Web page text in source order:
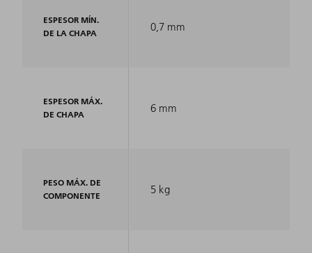
ESPESOR MÍN.
DE LA CHAPA
ESPESOR MÁX.
DE CHAPA
PESO MÁX. DE
COMPONENTE
0,7 mm
6 mm
5 kg